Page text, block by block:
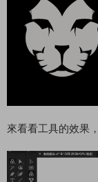
來看看工具的效果